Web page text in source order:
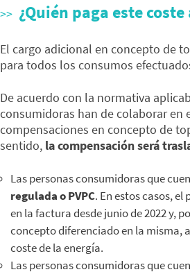
¿Quién paga este
El cargo adicional en concepto de
para todos los consumos
De acuerdo con la normativa
consumidoras han de colaborar en
compensaciones en concepto de
sentido, la compensación será
Las personas consumidoras que
regulada o PVPC. En estos casos,
en la factura desde junio de 2022 y,
concepto diferenciado en la misma,
coste de la energía.
Las personas consumidoras que